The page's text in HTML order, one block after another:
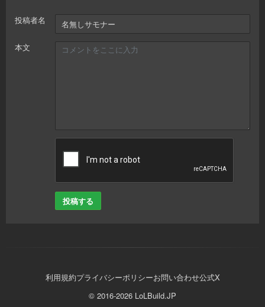
投稿者名
本文
投稿する
利用規約プライバシーポリシーお問い合わせ公式X
© 2016-2026 LoLBuild.JP